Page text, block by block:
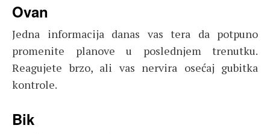
Ovan
Jedna informacija danas vas tera da potpuno
promenite planove u poslednjem trenutku.
Reagujete brzo, ali vas nervira osećaj gubitka
kontrole.
Bik